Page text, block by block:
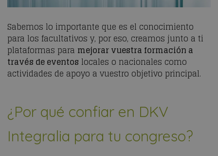
Sabemos lo importante que es el conocimiento
para los facultativos y, por eso, creamos junto a ti
plataformas para mejorar vuestra formación a
través de eventos locales o nacionales como
actividades de apoyo a vuestro objetivo principal.
¿Por qué confiar en DKV
Integralia para tu congreso?